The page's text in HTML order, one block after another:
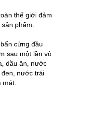
thế giới đảm
phẩm.
cứng đầu
sau một lần vò
dầu ăn, nước
nước trái